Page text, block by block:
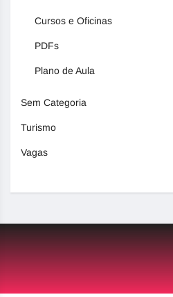
Cursos e Oficinas
PDFs
Plano de Aula
Sem Categoria
Turismo
Vagas